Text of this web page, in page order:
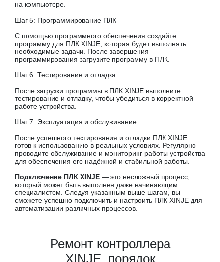
на компьютере.
Шаг 5: Программирование ПЛК
С помощью программного обеспечения создайте
программу для ПЛК XINJE, которая будет выполнять
необходимые задачи. После завершения
программирования загрузите программу в ПЛК.
Шаг 6: Тестирование и отладка
После загрузки программы в ПЛК XINJE выполните
тестирование и отладку, чтобы убедиться в корректной
работе устройства.
Шаг 7: Эксплуатация и обслуживание
После успешного тестирования и отладки ПЛК XINJE
готов к использованию в реальных условиях. Регулярно
проводите обслуживание и мониторинг работы устройства
для обеспечения его надёжной и стабильной работы.
Подключение ПЛК XINJE — это несложный процесс,
который может быть выполнен даже начинающим
специалистом. Следуя указанным выше шагам, вы
сможете успешно подключить и настроить ПЛК XINJE для
автоматизации различных процессов.
Ремонт контроллера
XINJE, порядок